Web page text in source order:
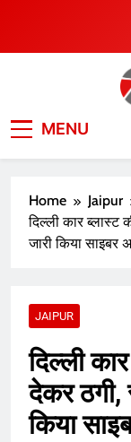
content
MENU
Home
Jaipur
दिल्ली कार ब्लास्ट
जारी किया साइबर
JAIPUR
दिल्ली
देकर ठगी,
किया